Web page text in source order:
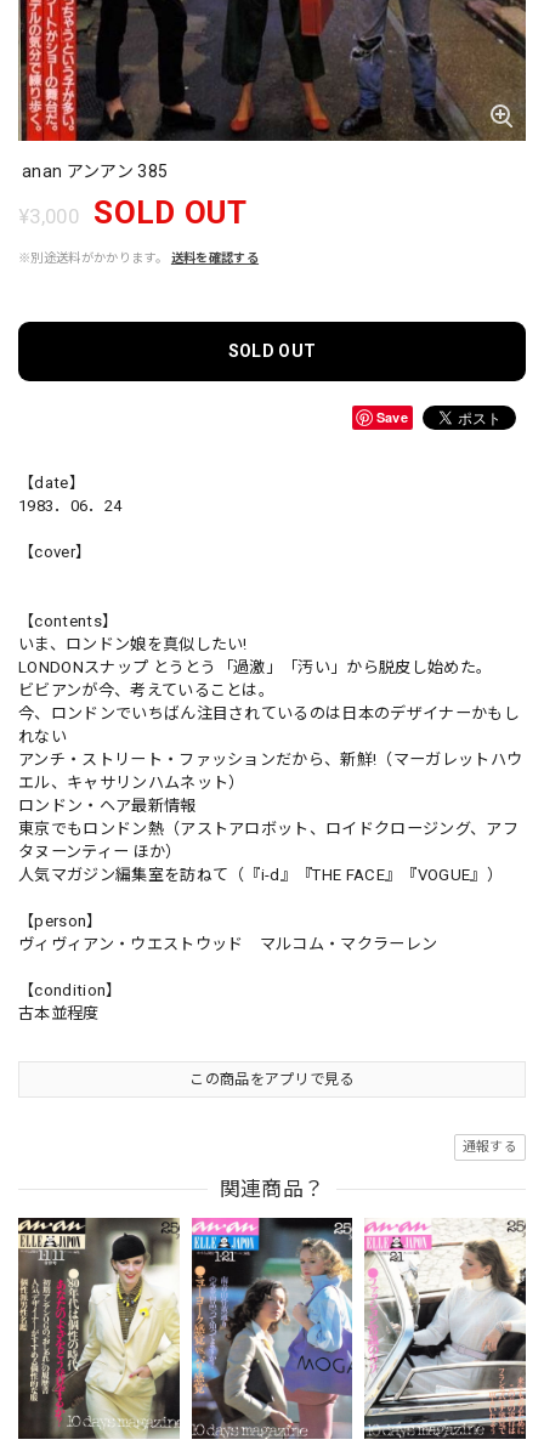
anan アンアン 385
¥3,000 SOLD OUT
※別途送料がかかります。 送料を確認する
SOLD OUT
Save
【date】
1983．06．24
【cover】
【contents】
いま、ロンドン娘を真似したい!
LONDONスナップ とうとう「過激」「汚い」から脱皮し始めた。
ビビアンが今、考えていることは。
今、ロンドンでいちばん注目されているのは日本のデザイナーかもし
れない
アンチ・ストリート・ファッションだから、新鮮!（マーガレットハウ
エル、キャサリンハムネット）
ロンドン・ヘア最新情報
東京でもロンドン熱（アストアロボット、ロイドクロージング、アフ
タヌーンティー ほか）
人気マガジン編集室を訪ねて（『i-d』『THE FACE』『VOGUE』）
【person】
ヴィヴィアン・ウエストウッド マルコム・マクラーレン
【condition】
古本並程度
この商品をアプリで見る
通報する
関連商品？